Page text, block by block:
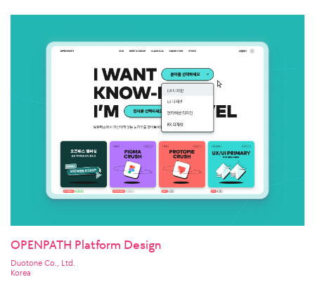
OPENPATH Platform Design
Duotone Co., Ltd.
Korea